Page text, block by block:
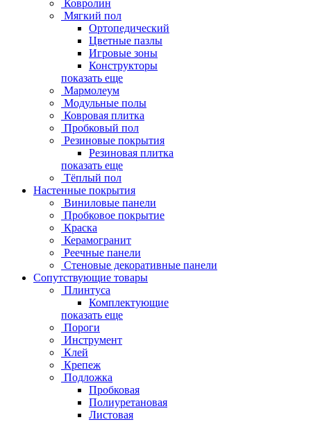
Ковролин
Мягкий пол
Ортопедический
Цветные пазлы
Игровые зоны
Конструкторы
показать еще
Мармолеум
Модульные полы
Ковровая плитка
Пробковый пол
Резиновые покрытия
Резиновая плитка
показать еще
Тёплый пол
Настенные покрытия
Виниловые панели
Пробковое покрытие
Краска
Керамогранит
Реечные панели
Стеновые декоративные панели
Сопутствующие товары
Плинтуса
Комплектующие
показать еще
Пороги
Инструмент
Клей
Крепеж
Подложка
Пробковая
Полиуретановая
Листовая